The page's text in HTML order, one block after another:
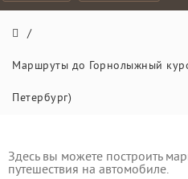
/
Маршруты до Горнолыжный
Петербург)
Здесь вы можете построить
путешествия на автомобиле.